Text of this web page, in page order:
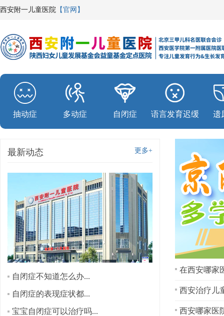
西安附一儿童医院 【官网】
抽动症 多动症 自闭症 语言发育迟缓 遗
更多+
最新动态
自闭症不知道怎么办...
自闭症的表现症状都...
宝宝自闭症可以治疗吗...
在西安哪家
西安治疗儿